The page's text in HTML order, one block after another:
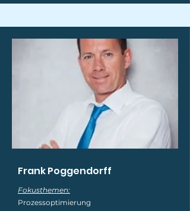
Frank Poggendorff
Fokusthemen:
Prozessoptimierung